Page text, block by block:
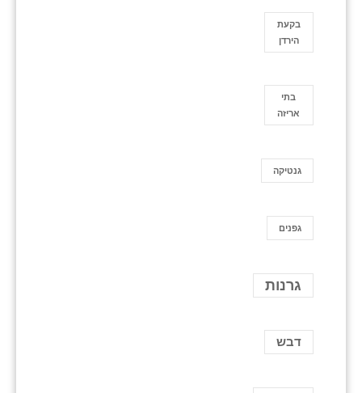
בקעת
הירדן
בתי
אריזה
גנטיקה
גפנים
גרנות
דבש